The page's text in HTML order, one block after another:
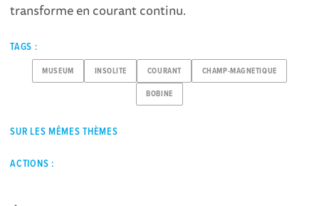
transforme en courant continu.
TAGS :
MUSEUM INSOLITE COURANT CHAMP-MAGNETIQUE
BOBINE
SUR LES MÊMES THÈMES
ACTIONS :